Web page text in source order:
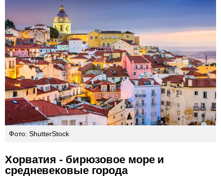
Фото: ShutterStock
Хорватия - бирюзовое море и
средневековые города